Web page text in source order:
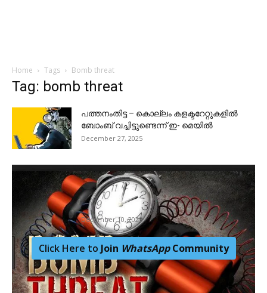
Home Tags Bomb threat
Tag: bomb threat
പത്തനംതിട്ട – കൊല്ലം കളക്ടറേറ്റുകളിൽ
ബോംബ് വച്ചിട്ടുണ്ടെന്ന് ഇ- മെയിൽ
December 27, 2025
ഉച്ചക്ക് 1:50 ഓടെ ബോംബ് പൊട്ടുമെന്നും
അതിനു മുമ്പ് വിദ്യാർത്ഥികളെ
മോചിപ്പിക്കണമെന്നും മെയിലിൽ,
പരിഭ്രാന്തരായി...
December 10, 2025
Click Here to Join WhatsAppCommunity